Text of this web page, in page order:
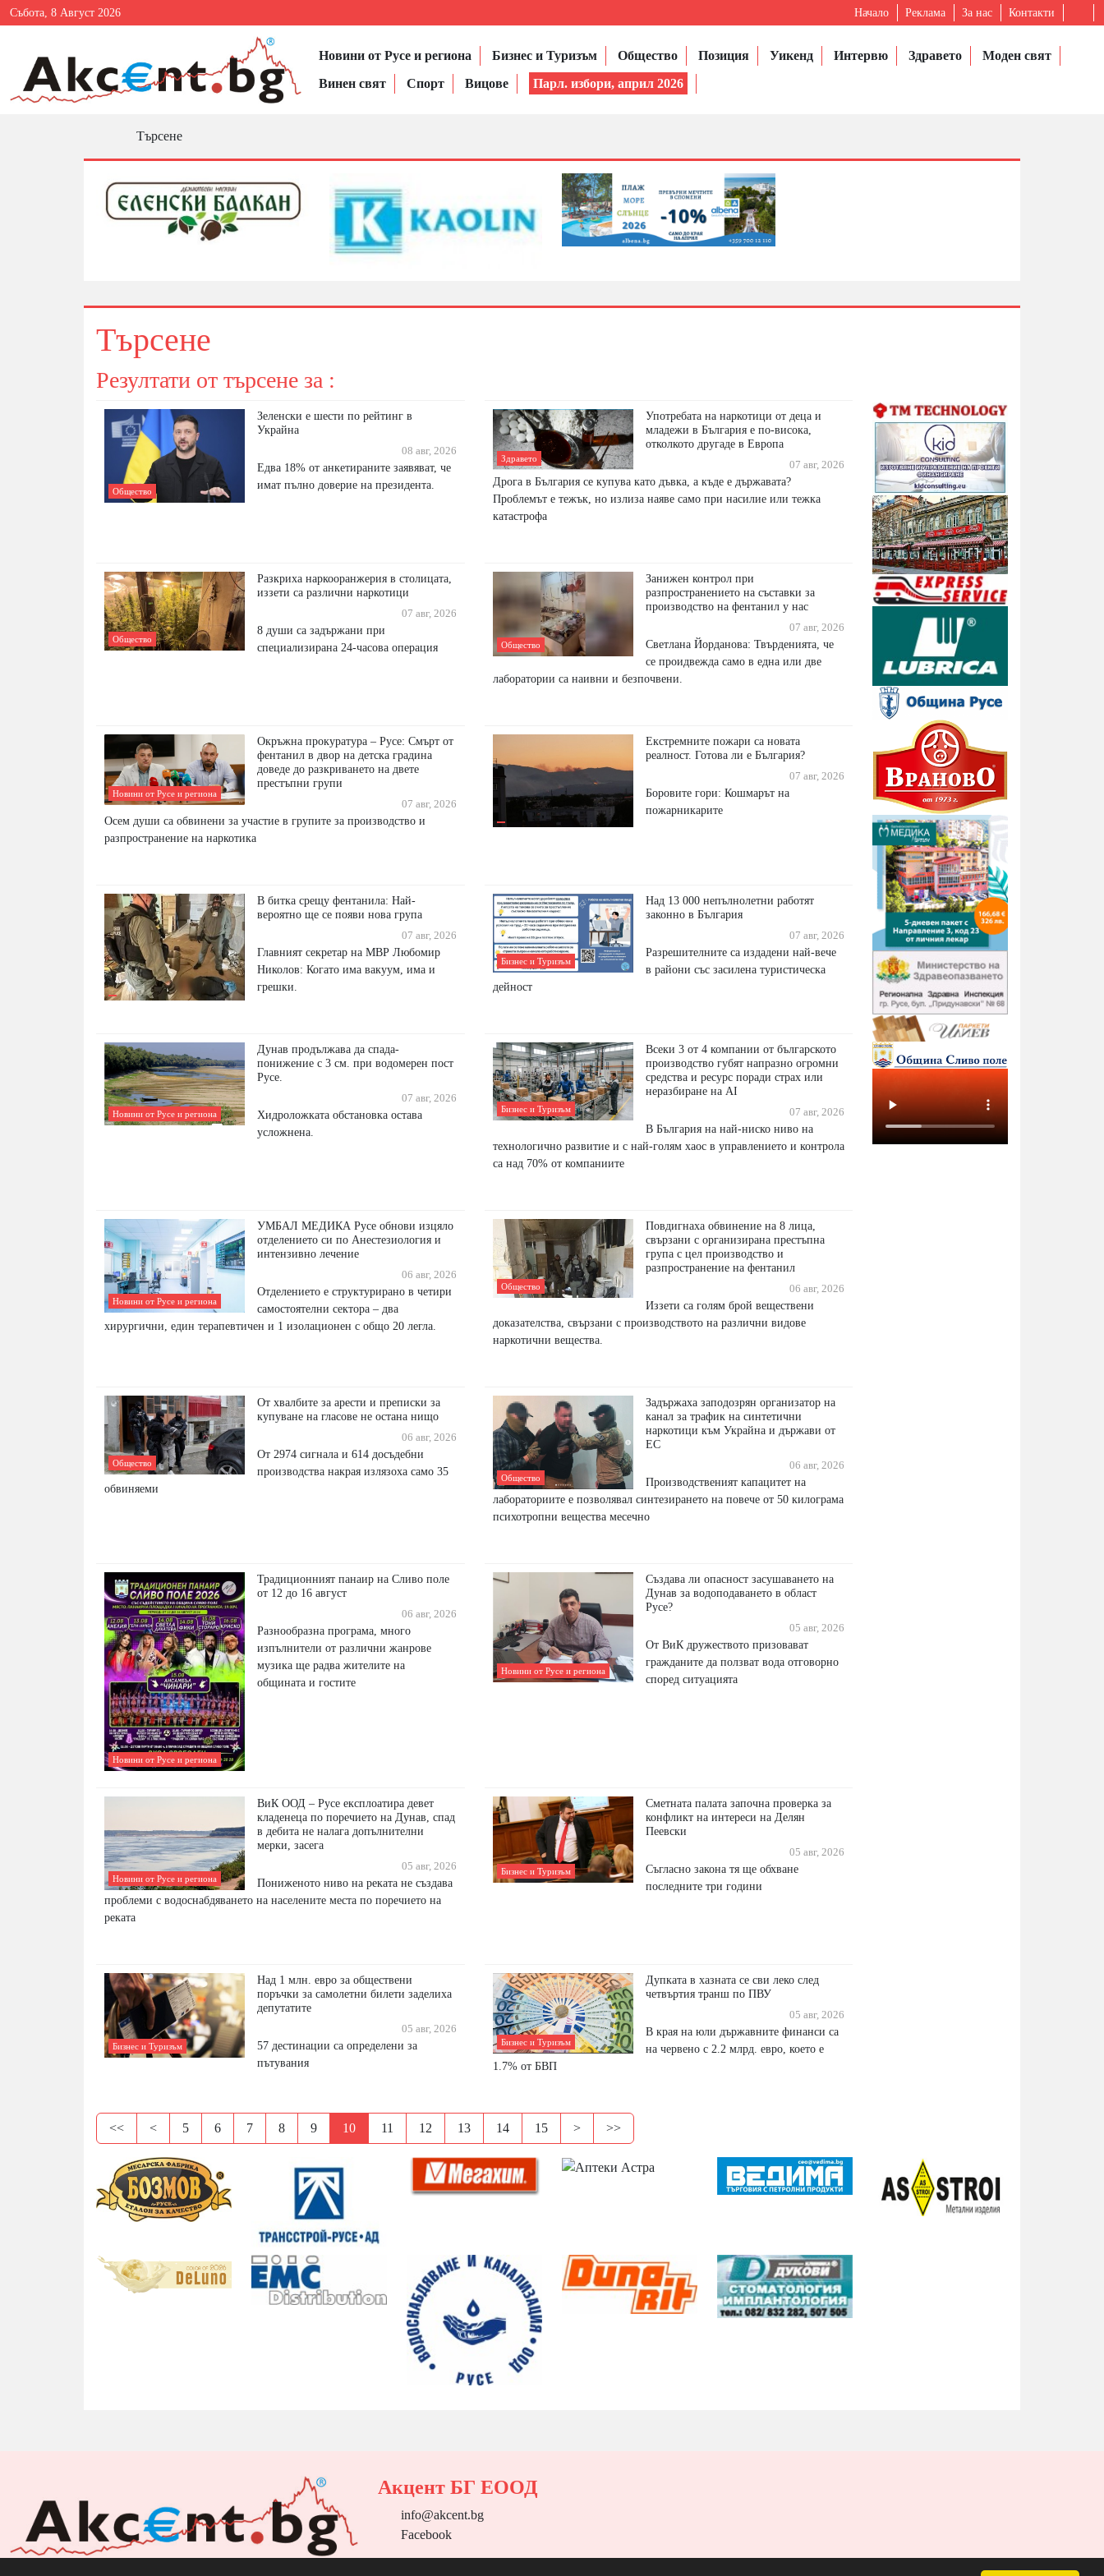
Събота, 8 Август 2026 Начало Реклама За нас Контакти
Новини от Русе и региона Бизнес и Туризъм Общество Позиция Уикенд Интервю Здравето
Моден свят
Винен свят
Спорт Вицове Парл. избори, април 2026
Търсене
Търсене
Резултати от търсене за :
Общество
Зеленски е шести по рейтинг в
Украйна
08 авг, 2026
Едва 18% от анкетираните заявяват, че
имат пълно доверие на президента.
Здравето
Употребата на наркотици от деца и
младежи в България е по-висока,
отколкото другаде в Европа
07 авг, 2026
Дрога в България се купува като дъвка, а къде е държавата?
Проблемът е тежък, но излиза наяве само при насилие или тежка
катастрофа
Общество
Разкриха наркооранжерия в столицата,
иззети са различни наркотици
07 авг, 2026
8 души са задържани при
специализирана 24-часова операция
Общество
Занижен контрол при
разпространението на съставки за
производство на фентанил у нас
07 авг, 2026
Светлана Йорданова: Твърденията, че
се проидвежда само в една или две
лаборатории са наивни и безпочвени.
Новини от Русе и региона
Окръжна прокуратура – Русе: Смърт от
фентанил в двор на детска градина
доведе до разкриването на двете
престъпни групи
07 авг, 2026
Осем души са обвинени за участие в групите за производство и
разпространение на наркотика
Екстремните пожари са новата
реалност. Готова ли е България?
07 авг, 2026
Боровите гори: Кошмарът на
пожарникарите
В битка срещу фентанила: Най-
вероятно ще се появи нова група
07 авг, 2026
Главният секретар на МВР Любомир
Николов: Когато има вакуум, има и
грешки.
Бизнес и Туризъм
Над 13 000 непълнолетни работят
законно в България
07 авг, 2026
Разрешителните са издадени най-вече
в райони със засилена туристическа
дейност
Новини от Русе и региона
Дунав продължава да спада-
понижение с 3 см. при водомерен пост
Русе.
07 авг, 2026
Хидроложката обстановка остава
усложнена.
Бизнес и Туризъм
Всеки 3 от 4 компании от българското
производство губят напразно огромни
средства и ресурс поради страх или
неразбиране на AI
07 авг, 2026
В България на най-ниско ниво на
технологично развитие и с най-голям хаос в управлението и контрола
са над 70% от компаниите
Новини от Русе и региона
УМБАЛ МЕДИКА Русе обнови изцяло
отделението си по Анестезиология и
интензивно лечение
06 авг, 2026
Отделението е структурирано в четири
самостоятелни сектора – два
хирургични, един терапевтичен и 1 изолационен с общо 20 легла.
Общество
Повдигнаха обвинение на 8 лица,
свързани с организирана престъпна
група с цел производство и
разпространение на фентанил
06 авг, 2026
Иззети са голям брой веществени
доказателства, свързани с производството на различни видове
наркотични вещества.
Общество
От хвалбите за арести и преписки за
купуване на гласове не остана нищо
06 авг, 2026
От 2974 сигнала и 614 досъдебни
производства накрая излязоха само 35
обвиняеми
Общество
Задържаха заподозрян организатор на
канал за трафик на синтетични
наркотици към Украйна и държави от
ЕС
06 авг, 2026
Производственият капацитет на
лабораториите е позволявал синтезирането на повече от 50 килограма
психотропни вещества месечно
Новини от Русе и региона
Традиционният панаир на Сливо поле
от 12 до 16 август
06 авг, 2026
Разнообразна програма, много
изпълнители от различни жанрове
музика ще радва жителите на
общината и гостите
Новини от Русе и региона
Създава ли опасност засушаването на
Дунав за водоподаването в област
Русе?
05 авг, 2026
От ВиК дружеството призовават
гражданите да ползват вода отговорно
според ситуацията
Новини от Русе и региона
ВиК ООД – Русе експлоатира девет
кладенеца по поречието на Дунав, спад
в дебита не налага допълнителни
мерки, засега
05 авг, 2026
Пониженото ниво на реката не създава
проблеми с водоснабдяването на населените места по поречието на
реката
Бизнес и Туризъм
Сметната палата започна проверка за
конфликт на интереси на Делян
Пеевски
05 авг, 2026
Съгласно закона тя ще обхване
последните три години
Бизнес и Туризъм
Над 1 млн. евро за обществени
поръчки за самолетни билети заделиха
депутатите
05 авг, 2026
57 дестинации са определени за
пътувания
Бизнес и Туризъм
Дупката в хазната се сви леко след
четвъртия транш по ПВУ
05 авг, 2026
В края на юли държавните финанси са
на червено с 2.2 млрд. евро, което е
1.7% от БВП
<< < 5 6 7 8 9 10 11 12 13 14 15 > >>
Акцент БГ ЕООД
info@akcent.bg
Facebook